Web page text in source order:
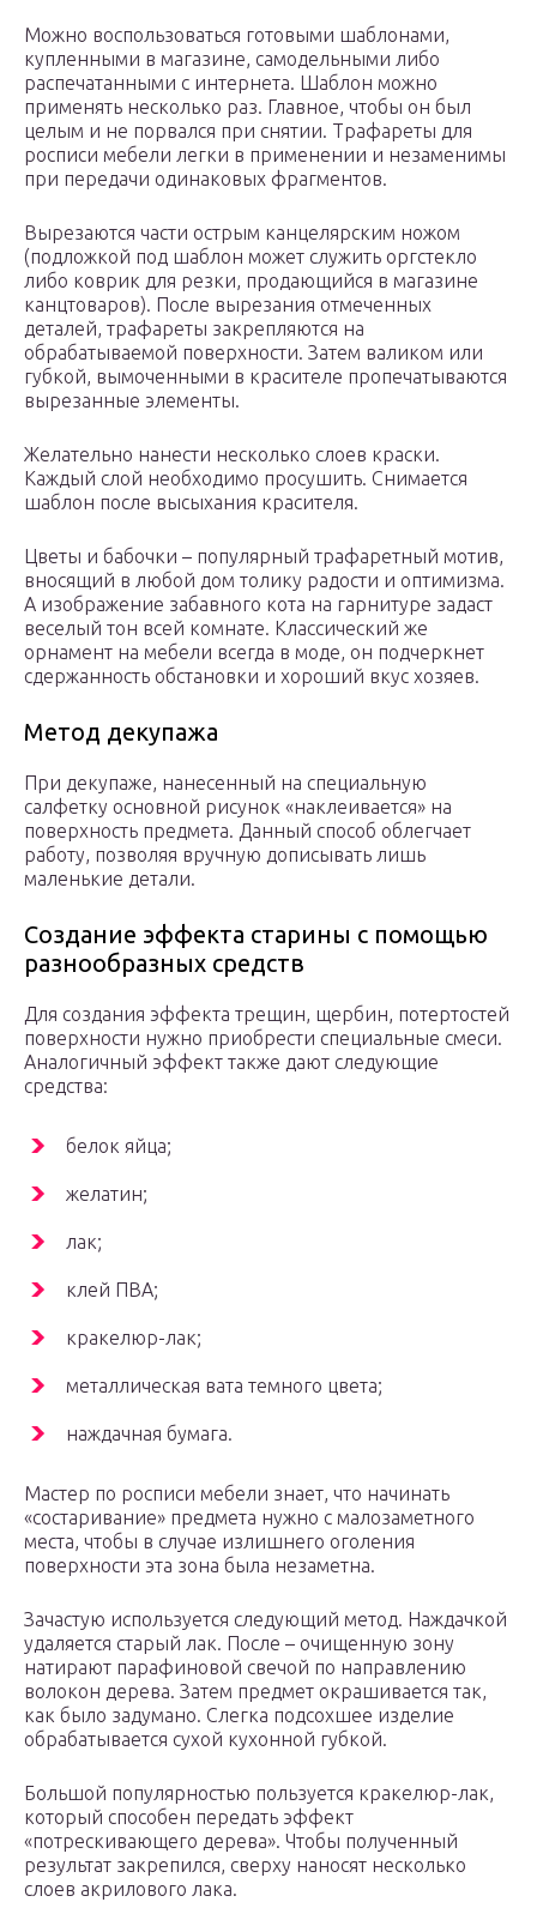
Можно воспользоваться готовыми шаблонами,
купленными в магазине, самодельными либо
распечатанными с интернета. Шаблон можно
применять несколько раз. Главное, чтобы он был
целым и не порвался при снятии. Трафареты для
росписи мебели легки в применении и незаменимы
при передачи одинаковых фрагментов.
Вырезаются части острым канцелярским ножом
(подложкой под шаблон может служить оргстекло
либо коврик для резки, продающийся в магазине
канцтоваров). После вырезания отмеченных
деталей, трафареты закрепляются на
обрабатываемой поверхности. Затем валиком или
губкой, вымоченными в красителе пропечатываются
вырезанные элементы.
Желательно нанести несколько слоев краски.
Каждый слой необходимо просушить. Снимается
шаблон после высыхания красителя.
Цветы и бабочки – популярный трафаретный мотив,
вносящий в любой дом толику радости и оптимизма.
А изображение забавного кота на гарнитуре задаст
веселый тон всей комнате. Классический же
орнамент на мебели всегда в моде, он подчеркнет
сдержанность обстановки и хороший вкус хозяев.
Метод декупажа
При декупаже, нанесенный на специальную
салфетку основной рисунок «наклеивается» на
поверхность предмета. Данный способ облегчает
работу, позволяя вручную дописывать лишь
маленькие детали.
Создание эффекта старины с помощью
разнообразных средств
Для создания эффекта трещин, щербин, потертостей
поверхности нужно приобрести специальные смеси.
Аналогичный эффект также дают следующие
средства:
белок яйца;
желатин;
лак;
клей ПВА;
кракелюр-лак;
металлическая вата темного цвета;
наждачная бумага.
Мастер по росписи мебели знает, что начинать
«состаривание» предмета нужно с малозаметного
места, чтобы в случае излишнего оголения
поверхности эта зона была незаметна.
Зачастую используется следующий метод. Наждачкой
удаляется старый лак. После – очищенную зону
натирают парафиновой свечой по направлению
волокон дерева. Затем предмет окрашивается так,
как было задумано. Слегка подсохшее изделие
обрабатывается сухой кухонной губкой.
Большой популярностью пользуется кракелюр-лак,
который способен передать эффект
«потрескивающего дерева». Чтобы полученный
результат закрепился, сверху наносят несколько
слоев акрилового лака.